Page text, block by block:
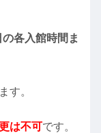
各入館時間ま
す。
は不可です。